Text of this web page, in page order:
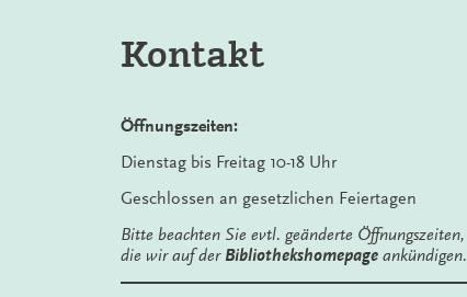
Kontakt
Öffnungszeiten:
Dienstag bis Freitag 10-18 Uhr
Geschlossen an gesetzlichen Feiertagen
Bitte beachten Sie evtl. geänderte Öffnungszeiten,
die wir auf der Bibliothekshomepage ankündigen.